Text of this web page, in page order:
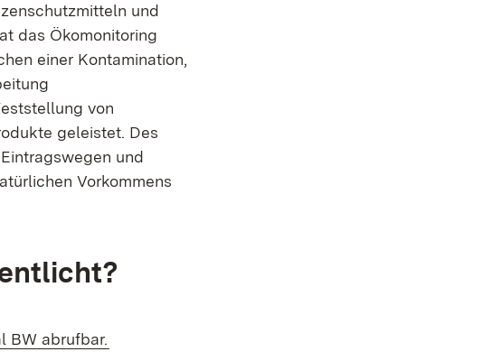
und
das Ökomonitoring
einer Kontamination,
von
geleistet. Des
und
Vorkommens
BW abrufbar.